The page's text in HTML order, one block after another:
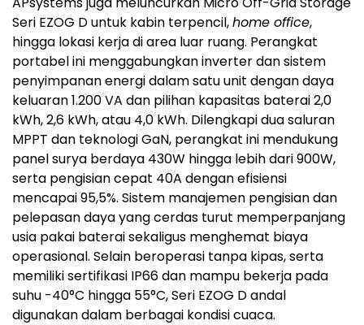
Seri EZOG D untuk kabin terpencil,home office,
hingga lokasi kerja di area luar ruang. Perangkat
portabel ini menggabungkan inverter dan sistem
penyimpanan energi dalam satu unit dengan daya
keluaran 1.200 VA dan pilihan kapasitas baterai 2,0
kWh, 2,6 kWh, atau 4,0 kWh. Dilengkapi dua saluran
MPPT dan teknologi GaN, perangkat ini mendukung
panel surya berdaya 430W hingga lebih dari 900W,
serta pengisian cepat 40A dengan efisiensi
mencapai 95,5%. Sistem manajemen pengisian dan
pelepasan daya yang cerdas turut memperpanjang
usia pakai baterai sekaligus menghemat biaya
operasional. Selain beroperasi tanpa kipas, serta
memiliki sertifikasi IP66 dan mampu bekerja pada
suhu -40°C hingga 55°C, Seri EZOG D andal
digunakan dalam berbagai kondisi cuaca.